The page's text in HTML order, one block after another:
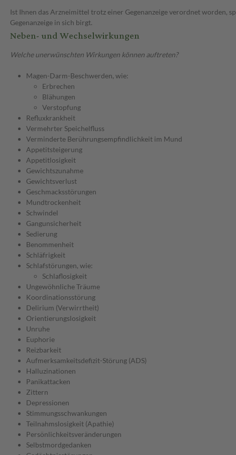
Ist Ihnen das Arzneimittel trotz einer Gegenanzeige verordnet worden,
Gegenanzeige in sich birgt.
Neben- und Wechselwirkungen
Welche unerwünschten Wirkungen können auftreten?
Magen-Darm-Beschwerden, wie:
Erbrechen
Blähungen
Verstopfung
Refluxkrankheit
Vermehrter Speichelfluss
Verminderte Berührungsempfindlichkeit im Mund
Appetitsteigerung
Appetitlosigkeit
Gewichtszunahme
Gewichtsverlust
Geschmacksstörungen
Mundtrockenheit
Schwindel
Gangunsicherheit
Sedierung
Benommenheit
Schläfrigkeit
Schlafstörungen, wie:
Schlaflosigkeit
Ungewöhnliche Träume
Koordinationsstörung
Delirium (Verwirrtheit)
Orientierungslosigkeit
Unruhe
Euphorie
Reizbarkeit
Aufmerksamkeitsdefizit-Störung (ADS)
Halluzinationen
Panikattacken
Zittern
Depressionen
Stimmungsschwankungen
Teilnahmslosigkeit (Apathie)
Persönlichkeitsveränderungen
Selbstmordgedanken